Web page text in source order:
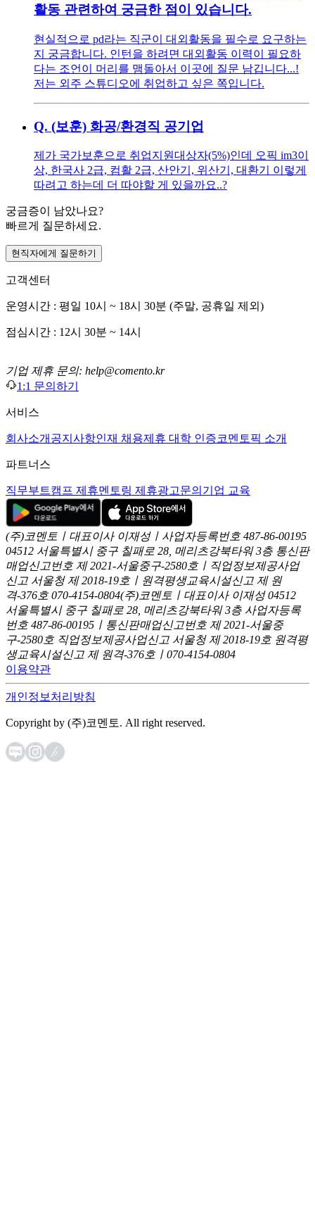
활동 관련하여 궁금한 점이 있습니다.
현실적으로 pd라는 직군이 대외활동을 필수로 요구하는
지 궁금합니다. 인턴을 하려면 대외활동 이력이 필요하
다는 조언이 머리를 맴돌아서 이곳에 질문 남깁니다...!
저는 외주 스튜디오에 취업하고 싶은 쪽입니다.
Q. (보훈) 화공/환경직 공기업
제가 국가보훈으로 취업지원대상자(5%)인데 오픽 im3이
상, 한국사 2급, 컴활 2급, 산안기, 위산기, 대환기 이렇게
따려고 하는데 더 따야할 게 있을까요..?
궁금증이 남았나요?
빠르게 질문하세요.
현직자에게 질문하기
고객센터
운영시간 : 평일 10시 ~ 18시 30분 (주말, 공휴일 제외)
점심시간 : 12시 30분 ~ 14시
기업 제휴 문의: help@comento.kr
1:1 문의하기
서비스
회사소개 공지사항인재 채용제휴 대학 인증코멘토픽 소개
파트너스
직무부트캠프 제휴멘토링 제휴광고문의 기업 교육
(주)코멘토ㅣ대표이사 이재성ㅣ사업자등록번호 487-86-00195
04512 서울특별시 중구 칠패로 28, 메리츠강북타워 3층 통신판
매업신고번호 제 2021-서울중구-2580호ㅣ직업정보제공사업
신고 서울청 제 2018-19호ㅣ원격평생교육시설신고 제 원
격-376호 070-4154-0804(주)코멘토ㅣ대표이사 이재성 04512
서울특별시 중구 칠패로 28, 메리츠강북타워 3층 사업자등록
번호 487-86-00195ㅣ통신판매업신고번호 제 2021-서울중
구-2580호 직업정보제공사업신고 서울청 제 2018-19호 원격평
생교육시설신고 제 원격-376호ㅣ070-4154-0804
이용약관
개인정보처리방침
Copyright by (주)코멘토. All right reserved.